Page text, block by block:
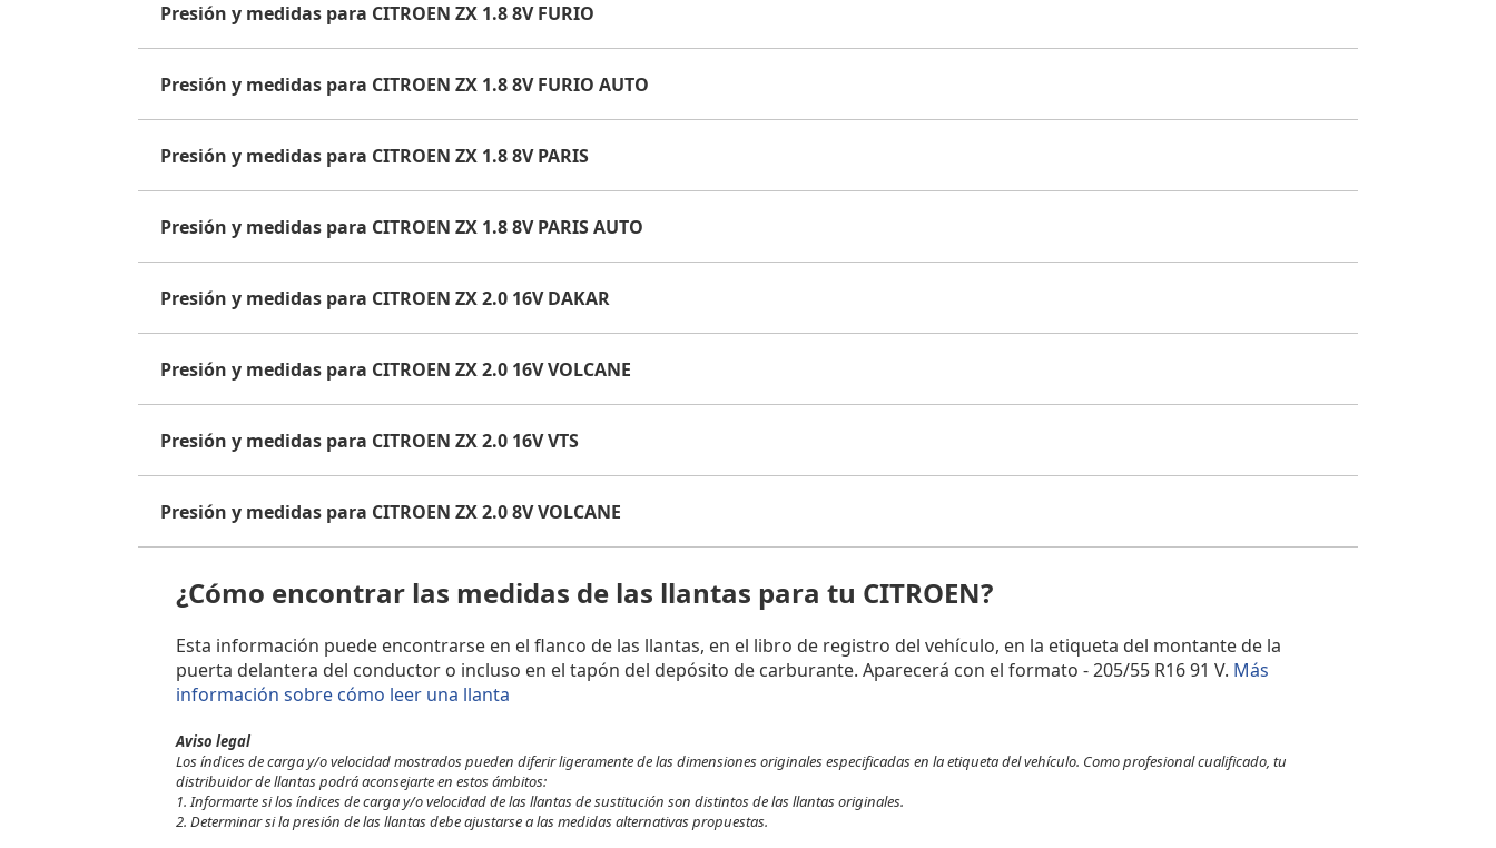
Presión y medidas para CITROEN ZX 1.8 8V FURIO
Presión y medidas para CITROEN ZX 1.8 8V FURIO AUTO
Presión y medidas para CITROEN ZX 1.8 8V PARIS
Presión y medidas para CITROEN ZX 1.8 8V PARIS AUTO
Presión y medidas para CITROEN ZX 2.0 16V DAKAR
Presión y medidas para CITROEN ZX 2.0 16V VOLCANE
Presión y medidas para CITROEN ZX 2.0 16V VTS
Presión y medidas para CITROEN ZX 2.0 8V VOLCANE
¿Cómo encontrar las medidas de las llantas para tu CITROEN?
Esta información puede encontrarse en el flanco de las llantas, en el libro de registro del vehículo, en la etiqueta del montante de la
puerta delantera del conductor o incluso en el tapón del depósito de carburante. Aparecerá con el formato - 205/55 R16 91 V. Más
información sobre cómo leer una llanta
Aviso legal
Los índices de carga y/o velocidad mostrados pueden diferir ligeramente de las dimensiones originales especificadas en la etiqueta del vehículo. Como profesional cualificado, tu
distribuidor de llantas podrá aconsejarte en estos ámbitos:
1. Informarte si los índices de carga y/o velocidad de las llantas de sustitución son distintos de las llantas originales.
2. Determinar si la presión de las llantas debe ajustarse a las medidas alternativas propuestas.